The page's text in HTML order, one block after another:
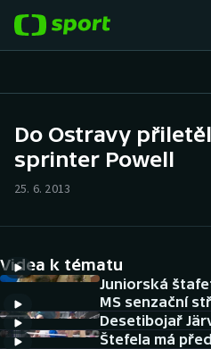
Hokej
Cyklistika
DALŠÍ SPORTY
Do Ostravy
sprinter Powell
25. 6. 2013
Videa k tématu
Juniorská
MS senzační
Desetibojař
Štefela má